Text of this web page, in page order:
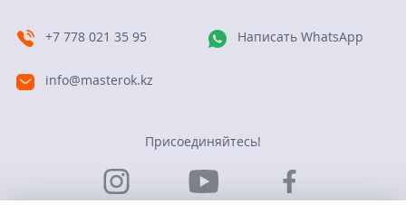
+7 778 021 35 95 Написать WhatsApp
info@masterok.kz
Присоединяйтесь!